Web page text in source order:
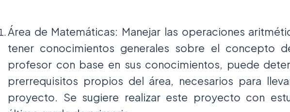
Área de Matemáticas: Manejar las operaciones
tener conocimientos generales sobre el concepto
profesor con base en sus conocimientos, puede
prerrequisitos propios del área, necesarios para
proyecto. Se sugiere realizar este proyecto con